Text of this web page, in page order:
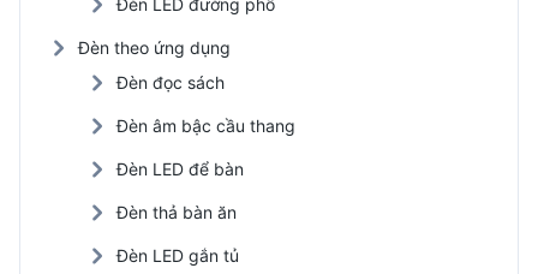
Đèn LED đường phố
Đèn theo ứng dụng
Đèn đọc sách
Đèn âm bậc cầu thang
Đèn LED để bàn
Đèn thả bàn ăn
Đèn LED gắn tủ